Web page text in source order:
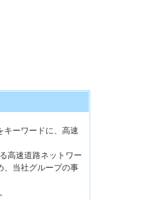
ーワードに、高速
高速道路ネットワー
、当社グループの事